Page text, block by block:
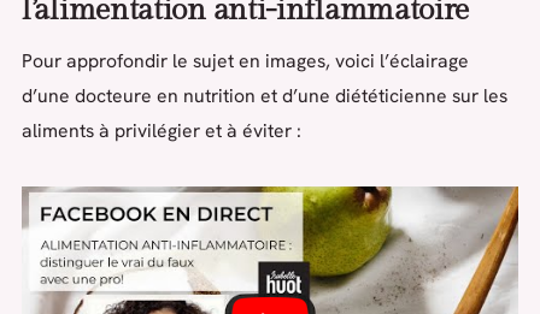
l’alimentation anti-inflammatoire
Pour approfondir le sujet en images, voici l’éclairage
d’une docteure en nutrition et d’une diététicienne sur les
aliments à privilégier et à éviter :